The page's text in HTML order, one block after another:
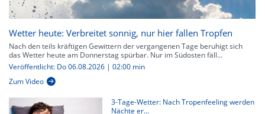
Wetter heute: Verbreitet sonnig, nur hier fallen Tropfen
Nach den teils kräftigen Gewittern der vergangenen Tage beruhigt sich
das Wetter heute am Donnerstag spürbar. Nur im Südosten fäll...
Veröffentlicht: Do 06.08.2026 | 02:00 min
Zum Video
3-Tage-Wetter: Nach Tropenfeeling werden
Nächte er...